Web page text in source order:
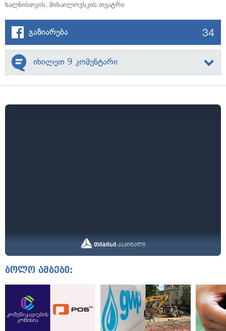
ხალხისთვის, მიხაილოვსკის თეატრი
გაზიარება 34
იხილეთ 9 კომენტარი
ბოლო ამბები: